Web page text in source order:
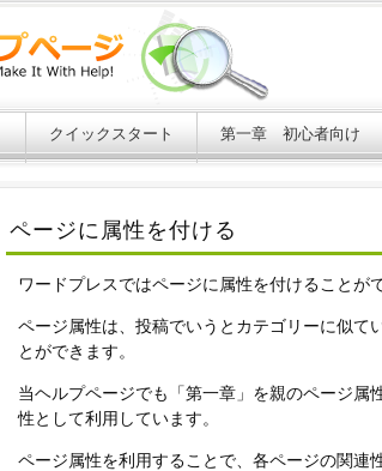
クイックスタート 第一章 初心者向け
ページに属性を付ける
ワードプレスではページに属性を付けることが
ページ属性は、投稿でいうとカテゴリーに似て
とができます。
当ヘルプページでも「第一章」を親のページ属
性として利用しています。
ページ属性を利用することで、各ページの関連